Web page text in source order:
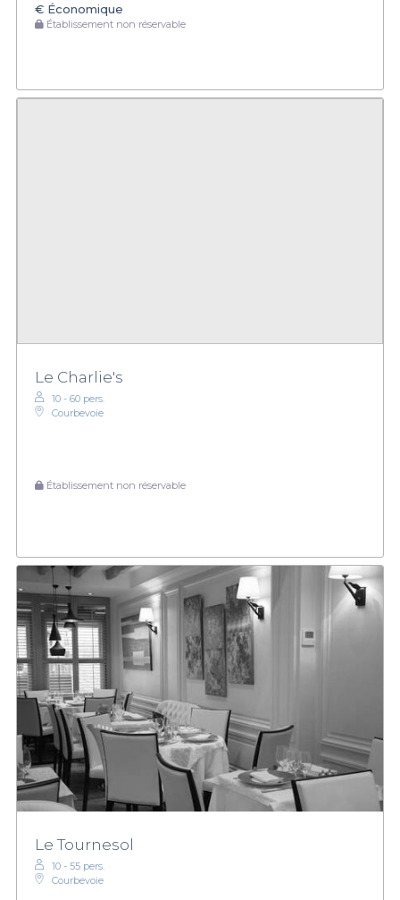
€ Économique
Établissement non réservable
Le Charlie's
10 - 60 pers.
Courbevoie
Établissement non réservable
Le Tournesol
10 - 55 pers.
Courbevoie